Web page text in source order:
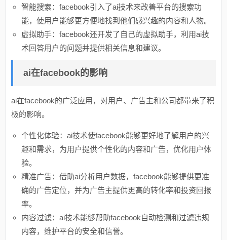
智能搜索：facebook引入了ai技术来改善平台的搜索功
能，使用户能够更方便地找到他们感兴趣的内容和人物。
虚拟助手：facebook还开发了自己的虚拟助手，利用ai技
术回答用户的问题并提供相关信息和建议。
ai在facebook的影响
ai在facebook的广泛应用，对用户、广告主和公司都带来了积
极的影响。
个性化体验：ai技术使facebook能够更好地了解用户的兴
趣和需求，为用户提供个性化的内容和广告，优化用户体
验。
精准广告：借助ai分析用户数据，facebook能够提供更准
确的广告定位，并为广告主提供更高的转化率和投资回报
率。
内容过滤：ai技术能够帮助facebook自动检测和过滤违规
内容，维护平台的安全和信誉。